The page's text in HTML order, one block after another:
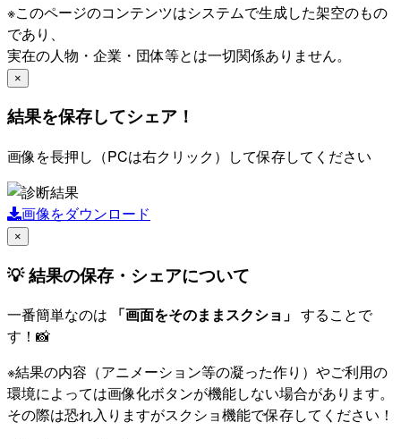
※このページのコンテンツはシステムで生成した架空のもの
であり、
実在の人物・企業・団体等とは一切関係ありません。
×
結果を保存してシェア！
画像を長押し（PCは右クリック）して保存してください
画像をダウンロード
×
💡 結果の保存・シェアについて
一番簡単なのは 「画面をそのままスクショ」 することで
す！📸
※結果の内容（アニメーション等の凝った作り）やご利用の
環境によっては画像化ボタンが機能しない場合があります。
その際は恐れ入りますがスクショ機能で保存してください！